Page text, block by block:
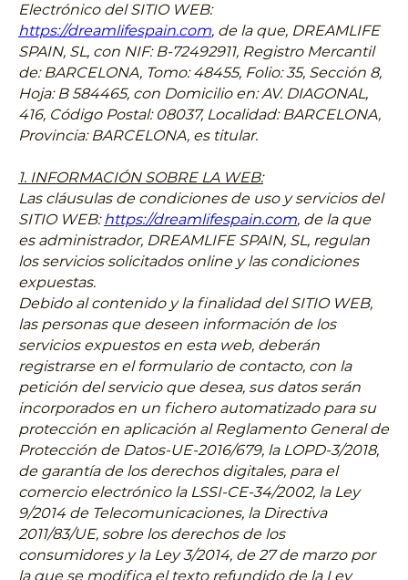
Electrónico del SITIO WEB:
https://dreamlifespain.com, de la que, DREAMLIFE
SPAIN, SL, con NIF: B-72492911, Registro Mercantil
de: BARCELONA, Tomo: 48455, Folio: 35, Sección 8,
Hoja: B 584465, con Domicilio en: AV. DIAGONAL,
416, Código Postal: 08037, Localidad: BARCELONA,
Provincia: BARCELONA, es titular.
1. INFORMACIÓN SOBRE LA WEB:
Las cláusulas de condiciones de uso y servicios del
SITIO WEB:https://dreamlifespain.com, de la que
es administrador, DREAMLIFE SPAIN, SL, regulan
los servicios solicitados online y las condiciones
expuestas.
Debido al contenido y la finalidad del SITIO WEB,
las personas que deseen información de los
servicios expuestos en esta web, deberán
registrarse en el formulario de contacto, con la
petición del servicio que desea, sus datos serán
incorporados en un fichero automatizado para su
protección en aplicación al Reglamento General de
Protección de Datos-UE-2016/679, la LOPD-3/2018,
de garantía de los derechos digitales, para el
comercio electrónico la LSSI-CE-34/2002, la Ley
9/2014 de Telecomunicaciones, la Directiva
2011/83/UE, sobre los derechos de los
consumidores y la Ley 3/2014, de 27 de marzo por
la que se modifica el texto refundido de la Ley